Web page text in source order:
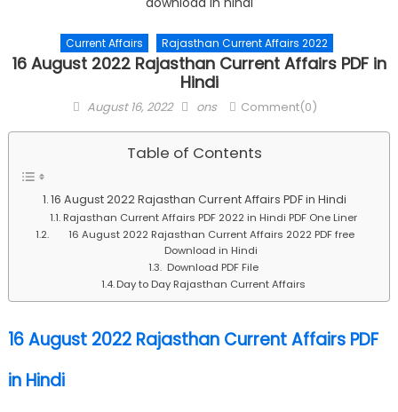
Current Affairs Rajasthan Current Affairs 2022
16 August 2022 Rajasthan Current Affairs PDF in
Hindi
Posted
August 16, 2022 Author
ons Comment(0)
Table of Contents
16 August 2022 Rajasthan Current Affairs PDF in Hindi
Rajasthan Current Affairs PDF 2022 in Hindi PDF One Liner
16 August 2022 Rajasthan Current Affairs 2022 PDF free
Download in Hindi
Download PDF File
Day to Day Rajasthan Current Affairs
16 August 2022 Rajasthan Current Affairs PDF
in Hindi